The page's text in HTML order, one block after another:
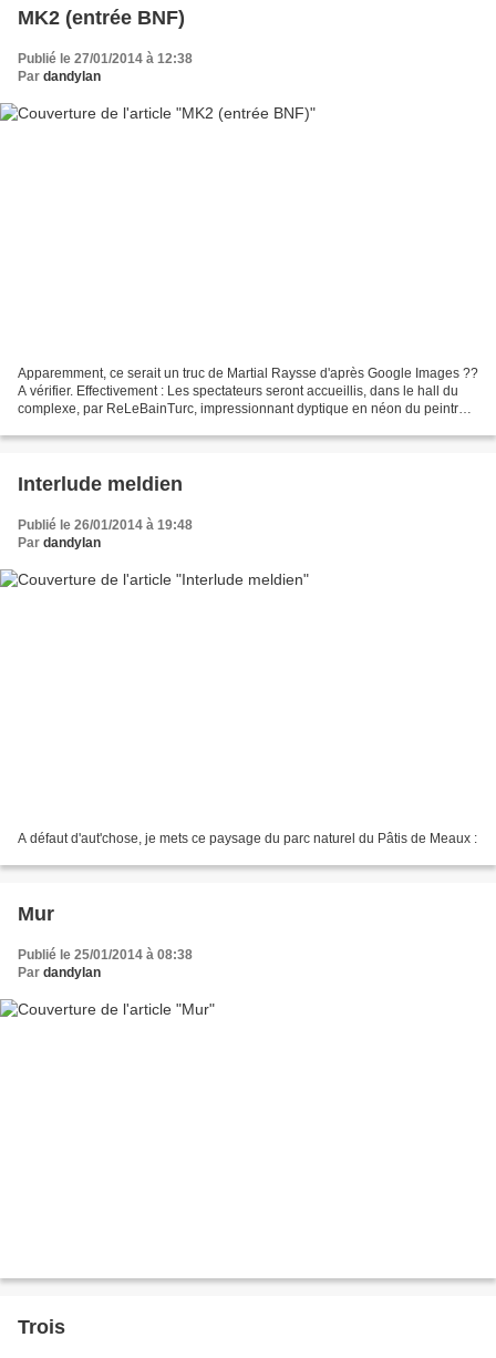
MK2 (entrée BNF)
Publié le 27/01/2014 à 12:38
Par dandylan
Apparemment, ce serait un truc de Martial Raysse d'après Google Images ??
A vérifier. Effectivement : Les spectateurs seront accueillis, dans le hall du
complexe, par ReLeBainTurc, impressionnant dyptique en néon du peintre
Interlude meldien
Publié le 26/01/2014 à 19:48
Par dandylan
A défaut d'aut'chose, je mets ce paysage du parc naturel du Pâtis de Meaux :
Mur
Publié le 25/01/2014 à 08:38
Par dandylan
Trois